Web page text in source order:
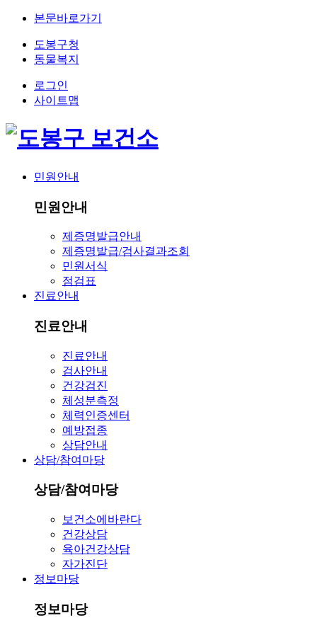
본문바로가기
도봉구청
동물복지
로그인
사이트맵
민원안내
민원안내
제증명발급안내
제증명발급/검사결과조회
민원서식
점검표
진료안내
진료안내
진료안내
검사안내
건강검진
체성분측정
체력인증센터
예방접종
상담안내
상담/참여마당
상담/참여마당
보건소에바란다
건강상담
육아건강상담
자가진단
정보마당
정보마당